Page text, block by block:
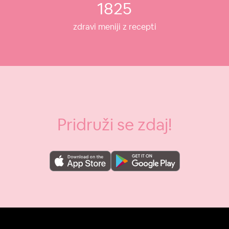
1825
zdravi meniji z recepti
Pridruži se zdaj!